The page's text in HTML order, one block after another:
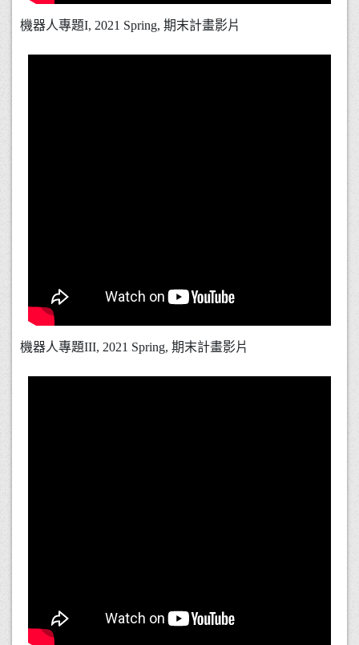
機器人專題I, 2021 Spring, 期末計畫影片
機器人專題III, 2021 Spring, 期末計畫影片